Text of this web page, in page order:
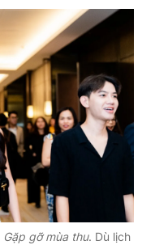
Gặp gỡ mùa thu. Dù lịch